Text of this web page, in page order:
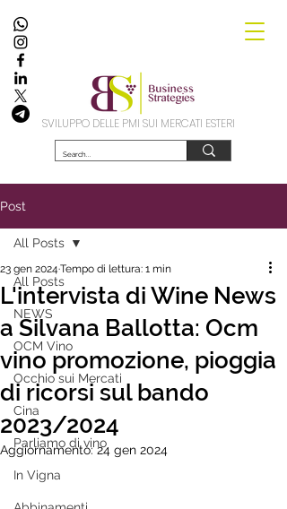
SVILUPPO DELLE PMI SUI MERCATI ESTERI
Post
All Posts
NEWS
OCM Vino
Occhio sui Mercati
Cina
Parliamo di vino
In Vigna
All Posts
L'intervista di Wine News
a Silvana Ballotta: Ocm
vino promozione, pioggia
di ricorsi sul bando
2023/2024
23 gen 2024 Tempo di lettura: 1 min
Aggiornamento:24 gen 2024